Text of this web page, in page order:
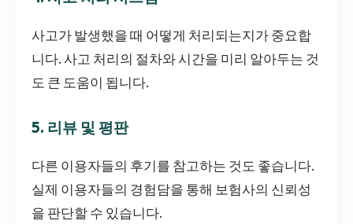
사고가 발생했을 때 어떻게 처리되는지가 중요합
니다. 사고 처리의 절차와 시간을 미리 알아두는 것
도 큰 도움이 됩니다.
5. 리뷰 및 평판
다른 이용자들의 후기를 참고하는 것도 좋습니다.
실제 이용자들의 경험담을 통해 보험사의 신뢰성
을 판단할 수 있습니다.